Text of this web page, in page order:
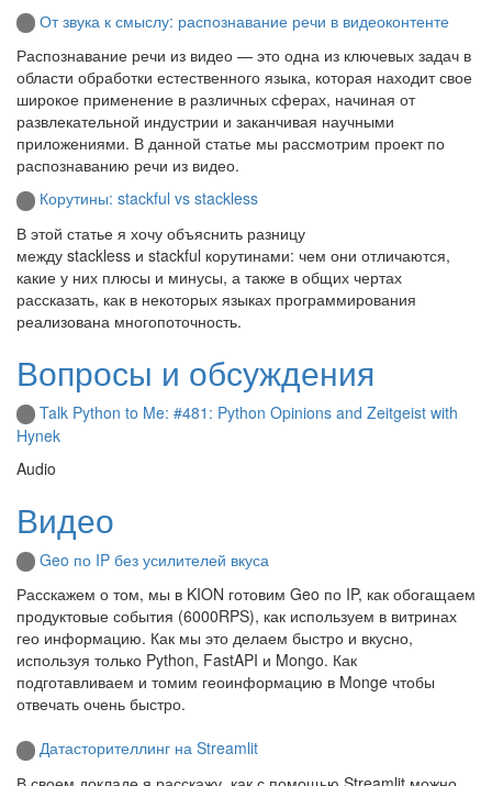
От звука к смыслу: распознавание речи в видеоконтенте
Распознавание речи из видео — это одна из ключевых задач в
области обработки естественного языка, которая находит свое
широкое применение в различных сферах, начиная от
развлекательной индустрии и заканчивая научными
приложениями. В данной статье мы рассмотрим проект по
распознаванию речи из видео.
Корутины: stackful vs stackless
В этой статье я хочу объяснить разницу
между stackless и stackful корутинами: чем они отличаются,
какие у них плюсы и минусы, а также в общих чертах
рассказать, как в некоторых языках программирования
реализована многопоточность.
Вопросы и обсуждения
Talk Python to Me: #481: Python Opinions and Zeitgeist with
Hynek
Audio
Видео
Geo по IP без усилителей вкуса
Расскажем о том, мы в KION готовим Geo по IP, как обогащаем
продуктовые события (6000RPS), как используем в витринах
гео информацию. Как мы это делаем быстро и вкусно,
используя только Python, FastAPI и Mongo. Как
подготавливаем и томим геоинформацию в Monge чтобы
отвечать очень быстро.
Датасторителлинг на Streamlit